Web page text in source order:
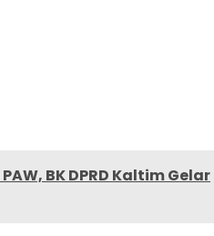
BK DPRD Kaltim Gelar